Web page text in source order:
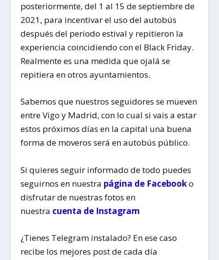
posteriormente, del 1 al 15 de septiembre de
2021, para incentivar el uso del autobús
después del periodo estival y repitieron la
experiencia coincidiendo con el Black Friday.
Realmente es una medida que ojalá se
repitiera en otros ayuntamientos.
Sabemos que nuestros seguidores se mueven
entre Vigo y Madrid, con lo cual si vais a estar
estos próximos días en la capital una buena
forma de moveros será en autobús público.
Si quieres seguir informado de todo puedes
seguirnos en nuestra página de Facebooko
disfrutar de nuestras fotos en
nuestra cuenta de Instagram
¿Tienes Telegram instalado? En ese caso
recibe los mejores post de cada día